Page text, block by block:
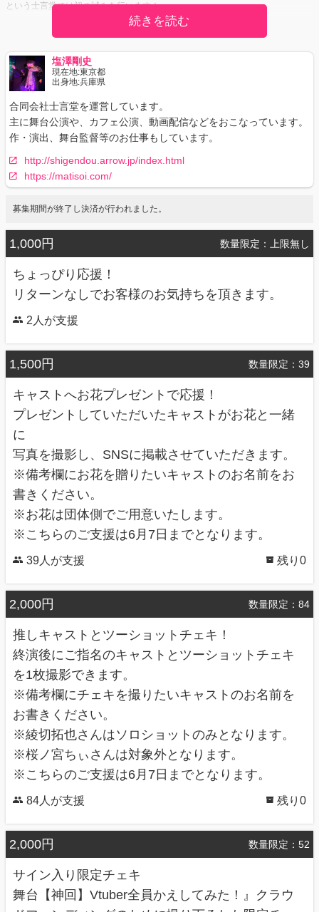
という士言堂では初の試みを行います！
上記にともない、公演予算も過去最高となっていて
クラウドファンディングだけの応援グッズ等もご用意いたしました。
なにとぞよろしくお願いいたします。
【ご注意】締め切りがクラウドファンディングの終了よりも早いものがあります
ので
さん
等もありますので、それぞれのリターンでご確認をお願いいたしま
【お知らせ】
出演を予定しておりました『大原諒也』ですが、諸般の事情により出演ができな
くなりました。出演を楽しみにしていた方々におきましては誠に申し訳ございま
せん。 よろしくお願いしたします。
【お知らせ】
続きを読む
塩澤剛史
現在地:東京都
出身地:兵庫県
合同会社士言堂を運営しています。
主に舞台公演や、カフェ公演、動画配信などをおこなっています。
作・演出、舞台監督等のお仕事もしています。
http://shigendou.arrow.jp/index.html
https://matisoi.com/
募集期間が終了し決済が行われました。
1,000円 数量限定：上限無し
ちょっぴり応援！
リターンなしでお客様のお気持ちを頂きます。
2人が支援
1,500円 数量限定：39
キャストへお花プレゼントで応援！
プレゼントしていただいたキャストがお花と一緒
に
写真を撮影し、SNSに掲載させていただきます。
※備考欄にお花を贈りたいキャストのお名前をお
書きください。
※お花は団体側でご用意いたします。
※こちらのご支援は6月7日までとなります。
39人が支援 残り0
2,000円 数量限定：84
推しキャストとツーショットチェキ！
終演後にご指名のキャストとツーショットチェキ
を1枚撮影できます。
※備考欄にチェキを撮りたいキャストのお名前を
お書きください。
※綾切拓也さんはソロショットのみとなります。
※桜ノ宮ちぃさんは対象外となります。
※こちらのご支援は6月7日までとなります。
84人が支援 残り0
2,000円 数量限定：52
サイン入り限定チェキ
舞台【神回】Vtuber全員かえしてみた！』クラウ